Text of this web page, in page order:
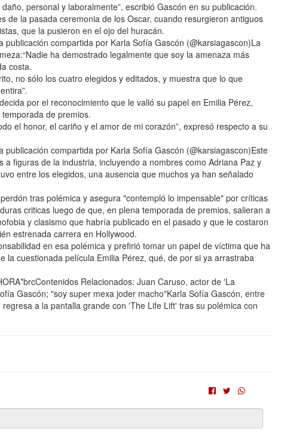
personal y laboralmente”, escribió Gascón en su publicación.
de la pasada ceremonia de los Oscar, cuando resurgieron antiguos
que la pusieron en el ojo del huracán.
compartida por Karla Sofía Gascón (@karsiagascon)La
ha demostrado legalmente que soy la amenaza más
costa.
no sólo los cuatro elegidos y editados, y muestra que lo que
por el reconocimiento que le valió su papel en Emilia Pérez,
de premios.
el honor, el cariño y el amor de mi corazón”, expresó respecto a su
compartida por Karla Sofía Gascón (@karsiagascon)Este
figuras de la industria, incluyendo a nombres como Adriana Paz y
entre los elegidos, una ausencia que muchos ya han señalado
tras polémica y asegura "contempló lo impensable" por críticas
criticas luego de que, en plena temporada de premios, salieran a
y clasismo que habría publicado en el pasado y que le costaron
estrenada carrera en Hollywood.
en esa polémica y prefirió tomar un papel de víctima que ha
la cuestionada película Emilia Pérez, qué, de por si ya arrastraba
Relacionados: Juan Caruso, actor de 'La
Gascón; "soy super mexa joder macho"Karla Sofía Gascón, entre
a la pantalla grande con 'The Life Lift' tras su polémica con